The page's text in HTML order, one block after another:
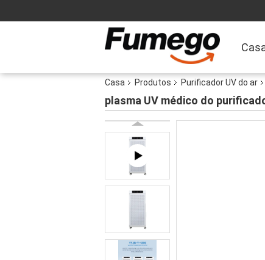
Casa Produtos Purificador UV do ar
plasma UV médico do